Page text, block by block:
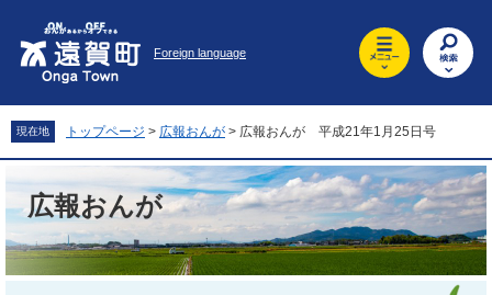
先
頭
を
飛
文
へ
Foreign language
現在地 トップページ > 広報おんが > 広報おんが 平成21年1月25日号
広報おんが